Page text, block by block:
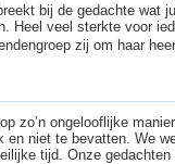
bij de gedachte wat
Heel veel sterkte voor
zij om haar
zo’n ongelooflijke
niet te bevatten. We
tijd. Onze gedachten